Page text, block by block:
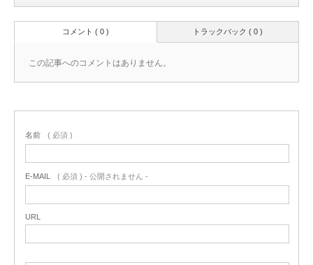
トラックバック ( 0 )
コメント ( 0 )
この記事へのコメントはありません。
名前 ( 必須 )
E-MAIL ( 必須 ) - 公開されません -
URL